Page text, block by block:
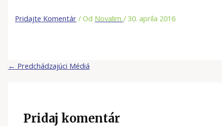
Pridajte Komentár / Od Novalim/30. apríla 2016
← Predchádzajúci Médiá
Pridaj komentár